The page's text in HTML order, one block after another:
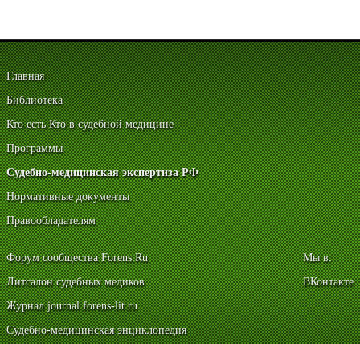
Главная
Библиотека
Кто есть Кто в судебной медицине
Программы
Судебно-медицинская экспертиза РФ
Нормативные документы
Правообладателям
Форум сообщества Forens.Ru
Литсалон судебных медиков
Журнал journal.forens-lit.ru
Судебно-медицинская энциклопедия
Мы в:
ВКонтакте